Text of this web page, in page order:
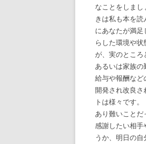
なことをしま
きは私も本を
にあなたが満
らした環境や
が、実のとこ
あるいは家族の
給与や報酬な
開発され改良
トは様々です
あり難いことだ
感謝したい相
うか、明日の自